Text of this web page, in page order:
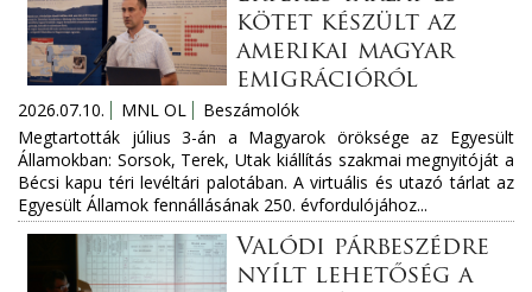
kötet készült az
amerikai magyar
emigrációról
2026.07.10. MNL OL
Beszámolók
Megtartották július 3-án a Magyarok öröksége az Egyesült
Államokban: Sorsok, Terek, Utak kiállítás szakmai megnyitóját a
Bécsi kapu téri levéltári palotában. A virtuális és utazó tárlat az
Egyesült Államok fennállásának 250. évfordulójához...
Valódi párbeszédre
nyílt lehetőség a